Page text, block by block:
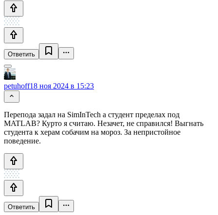
Ответить
petuhoff18 ноя 2024 в 15:23
Перепода задал на SimInTech а студент пределах под
MATLAB? Курто я считаю. Незачет, не справился! Выгнать
студента к херам собачим на мороз. За непристойное
поведение.
Ответить